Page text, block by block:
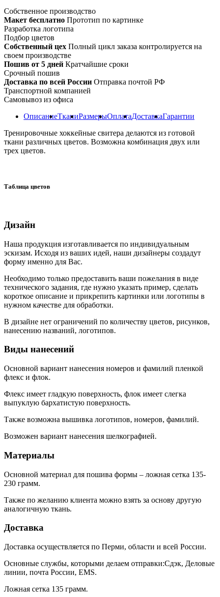
Собственное производство
Макет бесплатно Прототип по картинке
Разработка логотипа
Подбор цветов
Собственный цех Полный цикл заказа контролируется на
своем производстве
Пошив от 5 дней Кратчайшие сроки
Срочный пошив
Доставка по всей России Отправка почтой РФ
Транспортной компанией
Самовывоз из офиса
ОписаниеТканиРазмерыОплатаДоставкаГарантии
Тренировочные хоккейные свитера делаются из готовой
ткани различных цветов. Возможна комбинация двух или
трех цветов.
Таблица цветов
Дизайн
Наша продукция изготавливается по индивидуальным
эскизам. Исходя из ваших идей, наши дизайнеры создадут
форму именно для Вас.
Необходимо только предоставить ваши пожелания в виде
технического задания, где нужно указать пример, сделать
короткое описание и прикрепить картинки или логотипы в
нужном качестве для обработки.
В дизайне нет ограничений по количеству цветов, рисунков,
нанесению названий, логотипов.
Виды нанесений
Основной вариант нанесения номеров и фамилий пленкой
флекс и флок.
Флекс имеет гладкую поверхность, флок имеет слегка
выпуклую бархатистую поверхность.
Также возможна вышивка логотипов, номеров, фамилий.
Возможен вариант нанесения шелкографией.
Материалы
Основной материал для пошива формы – ложная сетка 135-
230 грамм.
Также по желанию клиента можно взять за основу другую
аналогичную ткань.
Доставка
Доставка осуществляется по Перми, области и всей России.
Основные службы, которыми делаем отправки:Сдэк, Деловые
линии, почта России, EMS.
Ложная сетка 135 грамм.